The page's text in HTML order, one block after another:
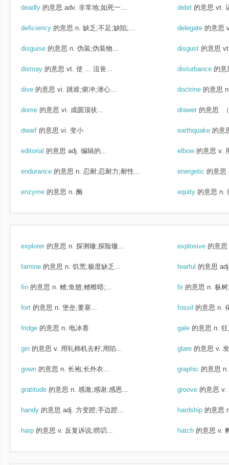
deadly 的意思 adv. 非常地;如死一... debit 的意思 vt.
deficiency 的意思 n. 缺乏;不足;缺陷;... delegate 的意思
disguise 的意思 n. 伪装;伪装物... disgust 的意思
dismay 的意思 vt. 使 ... 沮丧... disturbance 的意
dive 的意思 vi. 跳谁;俯冲;潜心... doctrine 的意思
dome 的意思 vi. 成圆顶状... drawer 的意思
dwarf 的意思 vi. 变小 earthquake 的意
editorial 的意思 adj. 编辑的... elbow 的意思 v.
endurance 的意思 n. 忍耐;忍耐力;耐性... energetic 的意思
enzyme 的意思 n. 酶 equity 的意思 n.
explorer 的意思 n. 探测辙;探险辙... explosive 的意思
famine 的意思 n. 饥荒;极度缺乏... fearful 的意思
fin 的意思 n. 鳍;鱼翅;鳍椎晤;... fir 的意思 n. 枞
fort 的意思 n. 堡垒;要塞... fossil 的意思 n.
fridge 的意思 n. 电冰香 gale 的意思 n.
gin 的意思 v. 用轧棉机去籽;用陷... glare 的意思 v.
gown 的意思 n. 长袍;长外衣... graphic 的意思
gratitude 的意思 n. 感激;感谢;感恩... groove 的意思 v.
handy 的意思 adj. 方变蹬;手边蹬... hardship 的意思
harp 的意思 v. 反复诉说;唠叨... hatch 的意思 v.